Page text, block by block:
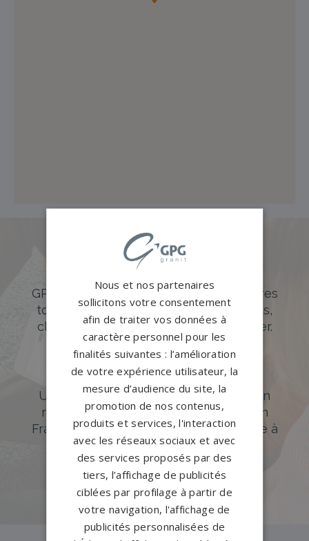
Des pierres tombales uniques et
GPG Granit offre un large choix de pierres
tombales en granit de styles modernes,
classiques ou originales à personnaliser.
DÉCOUVREZ NOTRE CATALOGUE
Accompagnement sur-mesure
Un accompagnement sur mesure et un
réseau de 1200 partenaires partout en
France. Personnalisation avancée grâce à
notre configurateur 3D en ligne.
PERSONNALISEZ VOTRE MONUMENT
Nous et nos partenaires
sollicitons votre consentement
afin de traiter vos données à
caractère personnel pour les
finalités suivantes : l’amélioration
de votre expérience utilisateur, la
mesure d’audience du site, la
promotion de nos contenus,
produits et services, l'interaction
avec les réseaux sociaux et avec
des services proposés par des
tiers, l’affichage de publicités
ciblées par profilage à partir de
votre navigation, l'affichage de
publicités personnalisées de